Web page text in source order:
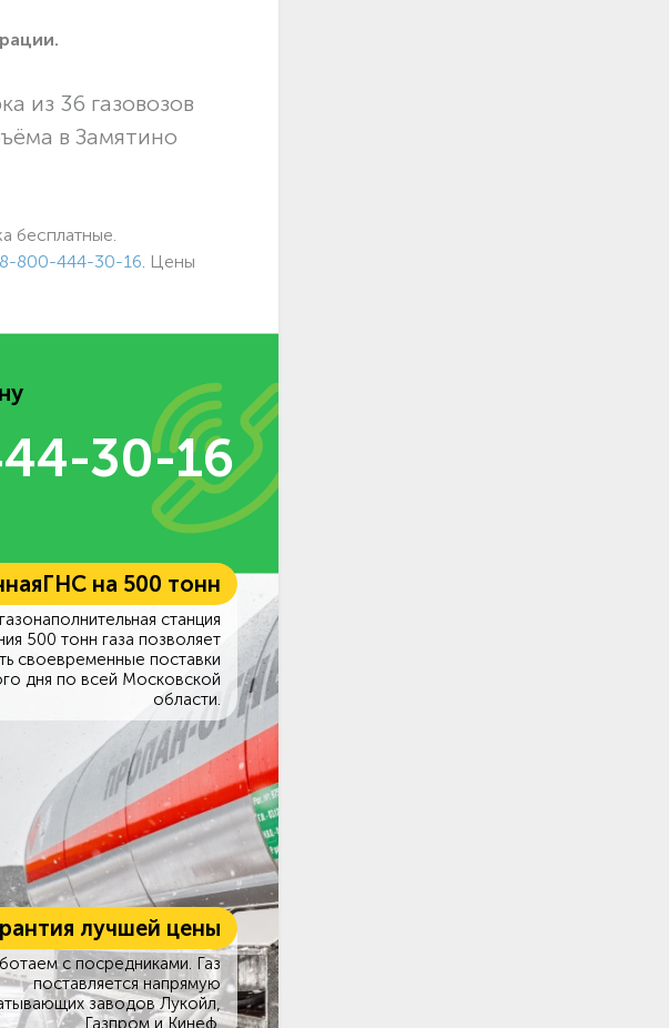
из 36 газовозов
в Замятино
бесплатные.
8-800-444-30-16 . Цены
30-16
ГНС на 500 тонн
станция
500 тонн газа позволяет
своевременные поставки
дня по всей Московской
области.
лучшей цены
с посредниками. Газ
поставляется напрямую
заводов Лукойл,
Газпром и Кинеф.